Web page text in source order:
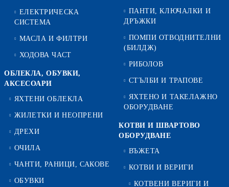
ЕЛЕКТРИЧЕСКА
СИСТЕМА
МАСЛА И ФИЛТРИ
ХОДОВА ЧАСТ
ОБЛЕКЛА, ОБУВКИ,
АКСЕСОАРИ
ЯХТЕНИ ОБЛЕКЛА
ЖИЛЕТКИ И НЕОПРЕНИ
ДРЕХИ
ОЧИЛА
ЧАНТИ, РАНИЦИ, САКОВЕ
ОБУВКИ
ПАНТИ, КЛЮЧАЛКИ И
ДРЪЖКИ
ПОМПИ ОТВОДНИТЕЛНИ
(БИЛДЖ)
РИБОЛОВ
СТЪЛБИ И ТРАПОВЕ
ЯХТЕНО И ТАКЕЛАЖНО
ОБОРУДВАНЕ
КОТВИ И ШВАРТОВО
ОБОРУДВАНЕ
ВЪЖЕТА
КОТВИ И ВЕРИГИ
КОТВЕНИ ВЕРИГИ И